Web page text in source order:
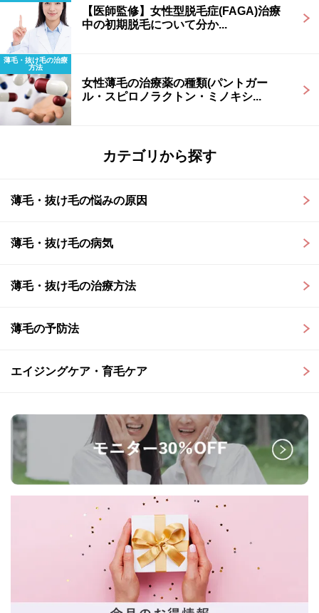
【医師監修】女性型脱毛症(FAGA)治療
中の初期脱毛について分か...
薄毛・抜け毛の治療
方法
女性薄毛の治療薬の種類(パントガー
ル・スピロノラクトン・ミノキシ...
カテゴリから探す
薄毛・抜け毛の悩みの原因
薄毛・抜け毛の病気
薄毛・抜け毛の治療方法
薄毛の予防法
エイジングケア・育毛ケア